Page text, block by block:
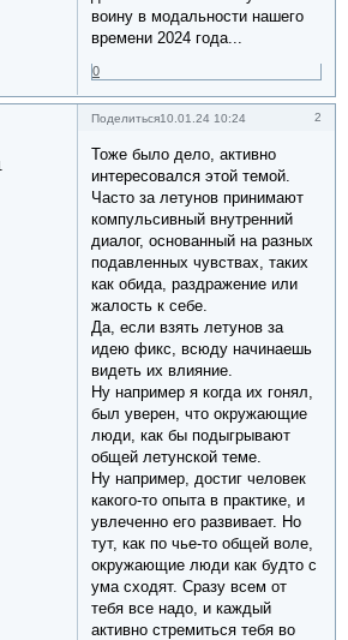
воину в модальности нашего
времени 2024 года...
0
Поделиться 2
10.01.24 10:24
Тоже было дело, активно
интересовался этой темой.
Часто за летунов принимают
компульсивный внутренний
диалог, основанный на разных
подавленных чувствах, таких
как обида, раздражение или
жалость к себе.
Да, если взять летунов за
идею фикс, всюду начинаешь
видеть их влияние.
Ну например я когда их гонял,
был уверен, что окружающие
люди, как бы подыгрывают
общей летунской теме.
Ну например, достиг человек
какого-то опыта в практике, и
увлеченно его развивает. Но
тут, как по чье-то общей воле,
окружающие люди как будто с
ума сходят. Сразу всем от
тебя все надо, и каждый
активно стремиться тебя во